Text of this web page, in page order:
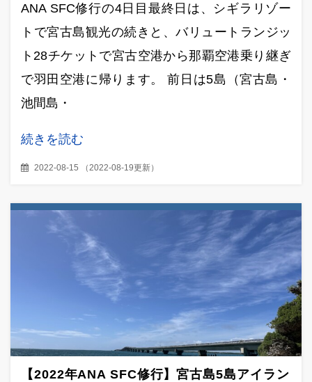
ANA SFC修行の4日目最終日は、シギラリゾー
トで宮古島観光の続きと、バリュートランジッ
ト28チケットで宮古空港から那覇空港乗り継ぎ
で羽田空港に帰ります。 前日は5島（宮古島・
池間島・
続きを読む
2022-08-15 （2022-08-19更新）
【2022年ANA SFC修行】宮古島5島アイラン